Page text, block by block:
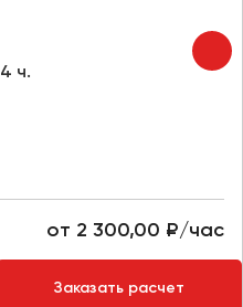
4 ч.
от 2 300,00 ₽/час
Заказать расчет